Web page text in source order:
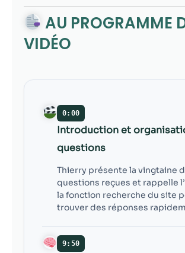
AU PROGRAMME
VIDÉO
0:00
Introduction et
questions
Thierry présente la vingtaine
questions reçues et rappelle
la fonction recherche du site
trouver des réponses
9:50
site,